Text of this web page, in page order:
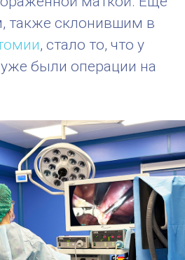
также склонившим в
, стало то, что у
были операции на